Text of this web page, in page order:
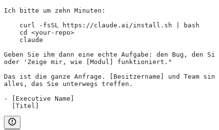
Ich bitte um zehn Minuten:
    curl -fsSL https://claude.ai/install.sh | bash
    cd <your-repo>
    claude
Geben Sie ihm dann eine echte Aufgabe: den Bug, den
oder 'Zeige mir, wie [Modul] funktioniert."
Das ist die ganze Anfrage. [Besitzername] und Team
alles, das Sie unterwegs treffen.
- [Executive Name]
  [Titel]